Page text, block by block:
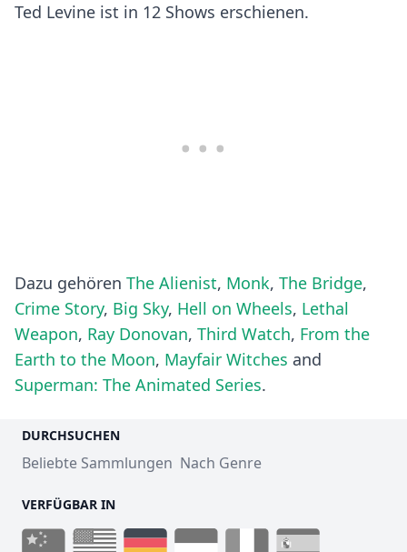
Ted Levine ist in 12 Shows erschienen.
Dazu gehören The Alienist, Monk, The Bridge,
Crime Story, Big Sky, Hell on Wheels, Lethal
Weapon, Ray Donovan, Third Watch, From the
Earth to the Moon, Mayfair Witches and
Superman: The Animated Series.
DURCHSUCHEN
Beliebte Sammlungen Nach Genre
VERFÜGBAR IN